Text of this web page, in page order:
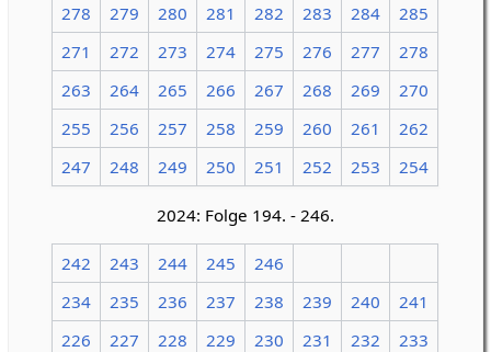
278 279 280 281 282 283 284
285
271
272 273 274 275 276 277
278
263
264 265 266 267 268 269
270
255
256 257 258 259 260 261
262
247
248 249 250 251 252 253 254
2024: Folge 194. - 246.
242 243 244 245
246
234
235 236 237 238 239 240
241
226
227 228 229 230 231 232
233